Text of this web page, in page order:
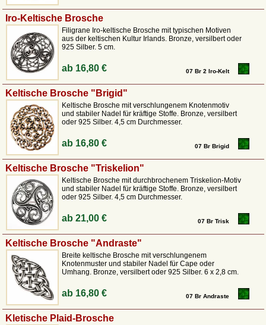
Iro-Keltische Brosche
Filigrane Iro-keltische Brosche mit typischen Motiven
aus der keltischen Kultur Irlands. Bronze, versilbert oder
925 Silber. 5 cm.
ab 16,80 € 07 Br 2 Iro-Kelt
Keltische Brosche "Brigid"
Keltische Brosche mit verschlungenem Knotenmotiv
und stabiler Nadel für kräftige Stoffe. Bronze, versilbert
oder 925 Silber. 4,5 cm Durchmesser.
ab 16,80 € 07 Br Brigid
Keltische Brosche "Triskelion"
Keltische Brosche mit durchbrochenem Triskelion-Motiv
und stabiler Nadel für kräftige Stoffe. Bronze, versilbert
oder 925 Silber. 4,5 cm Durchmesser.
ab21,00 € 07 Br Trisk
Keltische Brosche "Andraste"
Breite keltische Brosche mit verschlungenem
Knotenmuster und stabiler Nadel für Cape oder
Umhang. Bronze, versilbert oder 925 Silber. 6 x 2,8 cm.
ab 16,80 € 07 Br Andraste
Kletische Plaid-Brosche